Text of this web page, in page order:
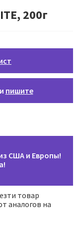
200г
пишите
США и Европы!
товар
аналогов на